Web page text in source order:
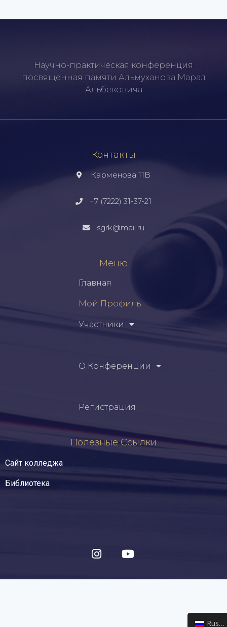
Научно-практическая конференция
посвященная памяти Альмуханова Марал
Альбековича
Контакты
Карменова 11В
+7 (7222) 31-37-21
sgrk@mail.ru
Меню
Главная
Мой Профиль
Участники
О Конференции
Регистрация
Полезные Ссылки
Сайт колледжа
Библиотека
Russian